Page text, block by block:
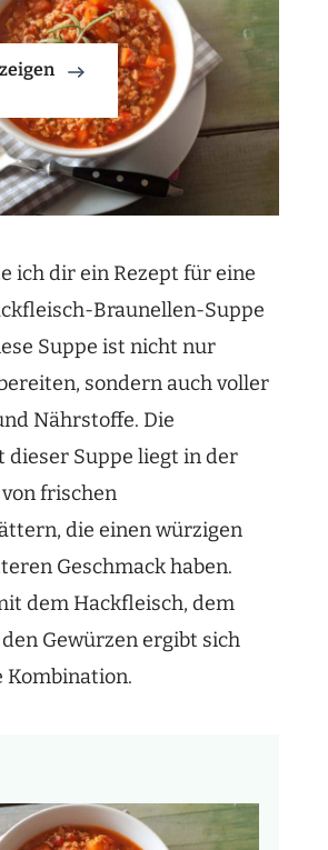
ich dir ein Rezept für eine
Braunellen-Suppe
Suppe ist nicht nur
sondern auch voller
Nährstoffe. Die
dieser Suppe liegt in der
frischen
die einen würzigen
Geschmack haben.
dem Hackfleisch, dem
Gewürzen ergibt sich
Kombination.